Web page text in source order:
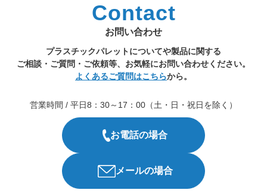
Contact
お問い合わせ
プラスチックパレットについてや製品に関する
ご相談・ご質問・ご依頼等、お気軽にお問い合わせください。
よくあるご質問はこちらから。
営業時間 / 平日8：30～17：00（土・日・祝日を除く）
お電話の場合
メールの場合